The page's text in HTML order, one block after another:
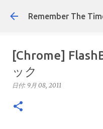
スキップしてメ
Remember The
[Chrome]
ック
日付: 9月 08, 2011